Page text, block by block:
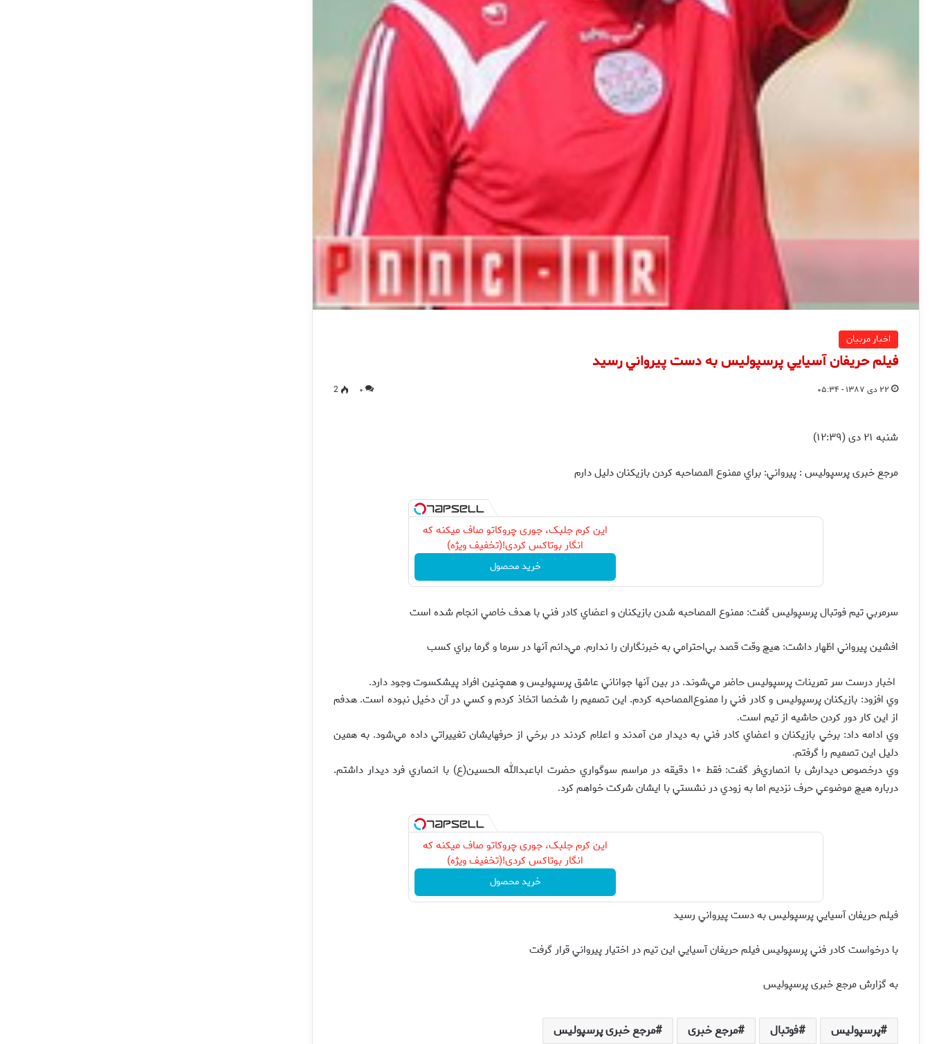
اخبار مربیان
فيلم حريفان آسيايي پرسپوليس به دست پيرواني رسيد
۲۲ دی ۱۳۸۷ - ۰۵:۳۴ ۰ 2
شنبه ۲۱ دی (۱۲:۳۹)
مرجع خبری پرسپولیس : پيرواني: براي ممنوع المصاحبه كردن بازيكنان دليل دارم
این کرم جلبک، جوری چروکاتو صاف میکنه که
انگار بوتاکس کردی!(تخفیف ویژه)
خرید محصول
سرمربي تيم فوتبال پرسپوليس گفت: ممنوع المصاحبه شدن بازيكنان و اعضاي كادر فني با هدف خاصي انجام شده است
افشين پيرواني اظهار داشت: هيچ وقت قصد بي‌احترامي به خبرنگاران را ندارم. مي‌دانم آنها در سرما و گرما براي كسب
اخبار درست سر تمرينات پرسپوليس حاضر مي‌شوند. در بين آنها جواناني عاشق پرسپوليس و همچنين افراد پيشكسوت وجود دارد.
وي افزود: بازيكنان پرسپوليس و كادر فني را ممنوع‌المصاحبه كردم. اين تصميم را شخصا اتخاذ كردم و كسي در آن دخيل نبوده است. هدفم
از اين كار دور كردن حاشيه از تيم است.
وي ادامه داد: برخي بازيكنان و اعضاي كادر فني به ديدار من آمدند و اعلام كردند در برخي از حرفهايشان تغييراتي داده مي‌شود. به همين
دليل اين تصميم را گرفتم.
وي درخصوص ديدارش با انصاري‌فر گفت: فقط ۱۰ دقيقه در مراسم سوگواري حضرت اباعبدالله الحسين(ع) با انصاري فرد ديدار داشتم.
درباره هيچ موضوعي حرف نزديم اما به زودي در نشستي با ايشان شركت خواهم كرد.
این کرم جلبک، جوری چروکاتو صاف میکنه که
انگار بوتاکس کردی!(تخفیف ویژه)
خرید محصول
فيلم حريفان آسيايي پرسپوليس به دست پيرواني رسيد
با درخواست كادر فني پرسپوليس فيلم حريفان آسيايي اين تيم در اختيار پيرواني قرار گرفت
به گزارش مرجع خبری پرسپولیس
پرسپولیس فوتبال مرجع خبری مرجع خبری پرسپولیس